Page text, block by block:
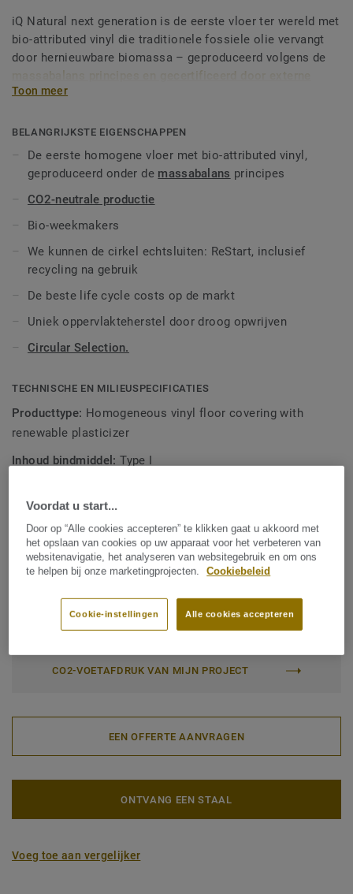
iQ Natural next generation is de eerste vloer ter wereld met
bio-attributed vinyl die traditionele fossiele olie vervangt
door hernieuwbare biomassa – geproduceerd volgens de
massabalans principes en gecertificeerd door externe
auditors. iQ Natural biedt architecten, ontwerpers en
laagste CO2-voetafdrukken op de markt binnen de
categorie homogene vloeren. Over de volledige
productlevenscyclus zorgt iQ Natural voor meer dan 60%
reductie van broeikasgasuitstoot in vergelijking met een
gemiddelde, op fossiele brandstoffen gebaseerde
homogene vinylvloer.*
Selection.**Gebaseerd op modules A, C en D (levenscyclus
zonder onderhoud) voor onze EPD n°S-P-01508, vergeleken
met de generieke EPD ERF20180176-CCI1-EN.
Toon meer
BELANGRIJKSTE EIGENSCHAPPEN
De eerste homogene vloer met bio-attributed vinyl,
geproduceerd onder de massabalans principes
CO2-neutrale productie
Bio-weekmakers
We kunnen de cirkel echtsluiten: ReStart, inclusief
recycling na gebruik
De beste life cycle costs op de markt
Uniek oppervlakteherstel door droog opwrijven
Circular Selection.
TECHNISCHE EN MILIEUSPECIFICATIES
Producttype: Homogeneous vinyl floor covering with
renewable plasticizer
Inhoud bindmiddel:Type I
Oppervlaktebehandeling: New iQ PUR
Rol (1 ref.) Tegel (1 ref.)
CO2-VOETAFDRUK VAN MIJN PROJECT
EEN OFFERTE AANVRAGEN
ONTVANG EEN STAAL
Voeg toe aan vergelijker
Voordat u start...
Door op “Alle cookies accepteren” te klikken gaat u akkoord met
het opslaan van cookies op uw apparaat voor het verbeteren van
websitenavigatie, het analyseren van websitegebruik en om ons
te helpen bij onze marketingprojecten.
Cookiebeleid
Alle cookies accepteren
Cookie-instellingen